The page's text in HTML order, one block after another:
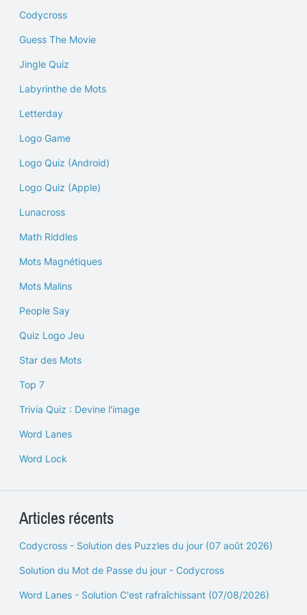
Codycross
Guess The Movie
Jingle Quiz
Labyrinthe de Mots
Letterday
Logo Game
Logo Quiz (Android)
Logo Quiz (Apple)
Lunacross
Math Riddles
Mots Magnétiques
Mots Malins
People Say
Quiz Logo Jeu
Star des Mots
Top 7
Trivia Quiz : Devine l'image
Word Lanes
Word Lock
Articles récents
Codycross - Solution des Puzzles du jour (07 août 2026)
Solution du Mot de Passe du jour - Codycross
Word Lanes - Solution C'est rafraîchissant (07/08/2026)